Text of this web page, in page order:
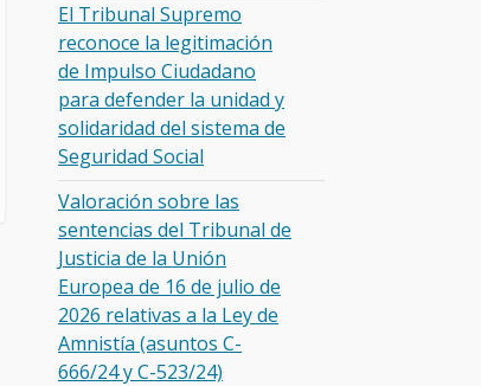
El Tribunal Supremo
reconoce la legitimación
de Impulso Ciudadano
para defender la unidad y
solidaridad del sistema de
Seguridad Social
Valoración sobre las
sentencias del Tribunal de
Justicia de la Unión
Europea de 16 de julio de
2026 relativas a la Ley de
Amnistía (asuntos C-
666/24 y C-523/24)